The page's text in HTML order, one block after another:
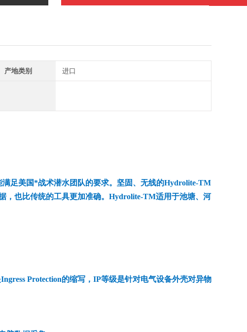
产地类别 进口
足美国*战术潜水团队的要求。坚固、无线的Hydrolite-TM
，也比传统的工具更加准确。Hydrolite-TM适用于池塘、河
Protection的缩写，IP等级是针对电气设备外壳对异物